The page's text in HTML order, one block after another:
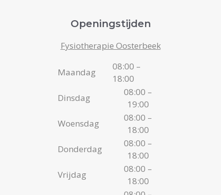
Openingstijden
Fysiotherapie Oosterbeek
Maandag
08:00 –
18:00
Dinsdag
08:00 –
19:00
Woensdag
08:00 –
18:00
Donderdag
08:00 –
18:00
Vrijdag
08:00 –
18:00